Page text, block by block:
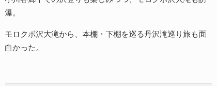
瀑。
モロクボ沢大滝から、本棚・下棚を巡る丹沢滝巡り旅も面
白かった。